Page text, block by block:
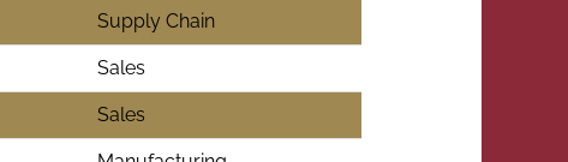
Supply Chain
Sales
Sales